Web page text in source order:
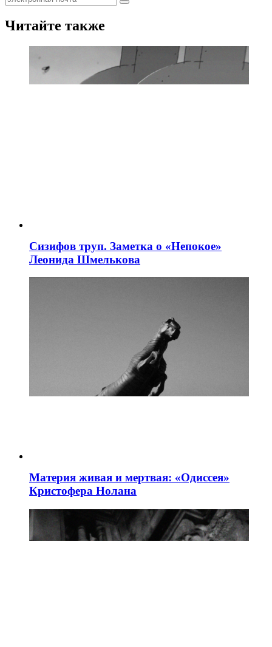
Читайте также
Сизифов труп. Заметка о «Непокое»
Леонида Шмелькова
Материя живая и мертвая: «Одиссея»
Кристофера Нолана